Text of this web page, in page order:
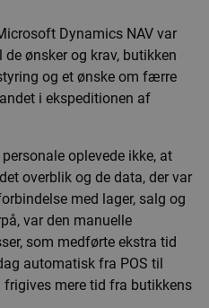
Dynamics NAV var
ønsker og krav, butikken
og et ønske om færre
i ekspeditionen af
oplevede ikke, at
overblik og de data, der var
med lager, salg og
var den manuelle
som medførte ekstra tid
automatisk fra POS til
mere tid fra butikkens